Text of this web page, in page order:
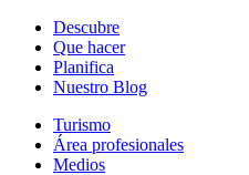
Descubre
Que hacer
Planifica
Nuestro Blog
Turismo
Área profesionales
Medios